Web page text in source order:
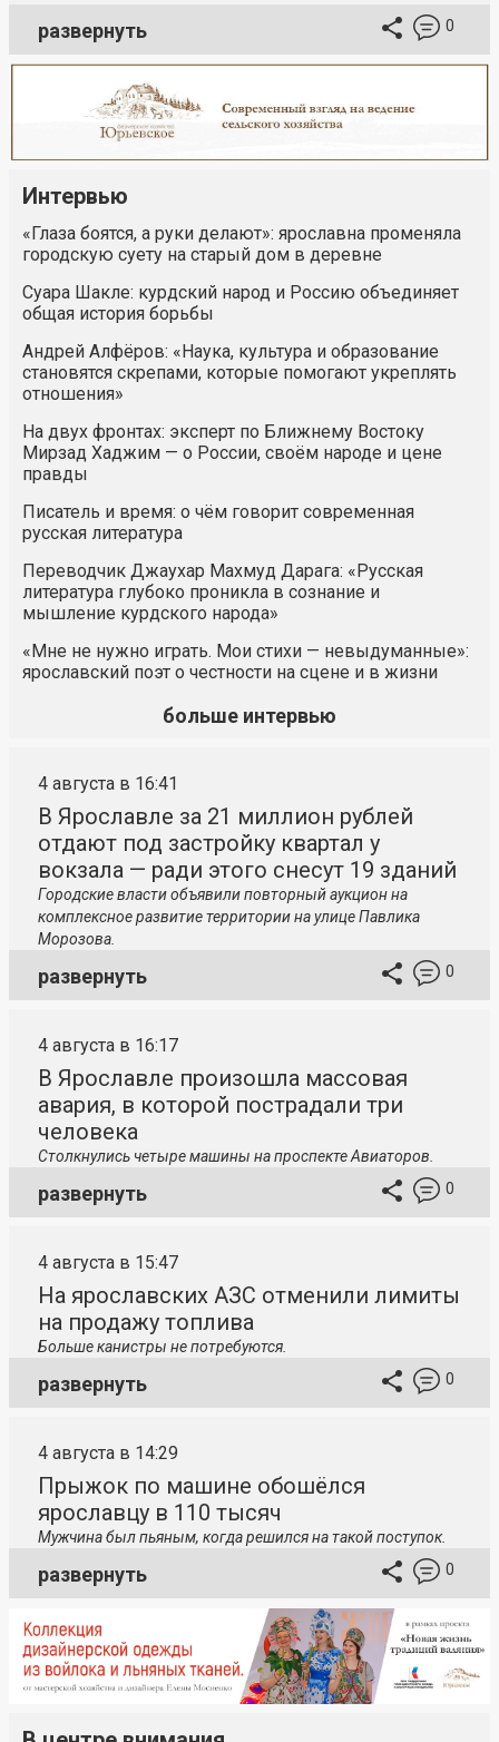
развернуть 0
Интервью
«Глаза боятся, а руки делают»: ярославна променяла
городскую суету на старый дом в деревне
Суара Шакле: курдский народ и Россию объединяет
общая история борьбы
Андрей Алфёров: «Наука, культура и образование
становятся скрепами, которые помогают укреплять
отношения»
На двух фронтах: эксперт по Ближнему Востоку
Мирзад Хаджим — о России, своём народе и цене
правды
Писатель и время: о чём говорит современная
русская литература
Переводчик Джаухар Махмуд Дарага: «Русская
литература глубоко проникла в сознание и
мышление курдского народа»
«Мне не нужно играть. Мои стихи — невыдуманные»:
ярославский поэт о честности на сцене и в жизни
больше интервью
4 августа в 16:41
В Ярославле за 21 миллион рублей
отдают под застройку квартал у
вокзала — ради этого снесут 19 зданий
Городские власти объявили повторный аукцион на
комплексное развитие территории на улице Павлика
Морозова.
развернуть 0
4 августа в 16:17
В Ярославле произошла массовая
авария, в которой пострадали три
человека
Столкнулись четыре машины на проспекте Авиаторов.
развернуть 0
4 августа в 15:47
На ярославских АЗС отменили лимиты
на продажу топлива
Больше канистры не потребуются.
развернуть 0
4 августа в 14:29
Прыжок по машине обошёлся
ярославцу в 110 тысяч
Мужчина был пьяным, когда решился на такой поступок.
развернуть 0